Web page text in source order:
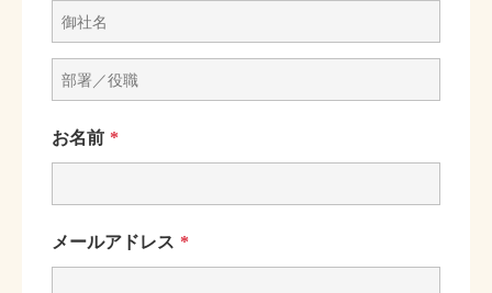
お名前 *
メールアドレス *